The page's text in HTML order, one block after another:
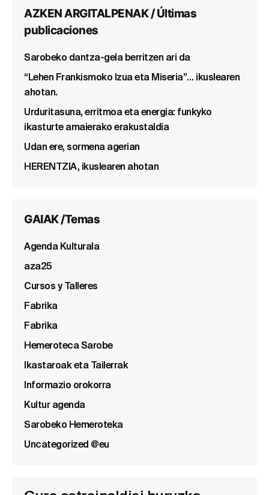
AZKEN ARGITALPENAK / Últimas
publicaciones
Sarobeko dantza-gela berritzen ari da
“Lehen Frankismoko Izua eta Miseria”… ikuslearen
ahotan.
Urduritasuna, erritmoa eta energia: funkyko
ikasturte amaierako erakustaldia
Udan ere, sormena agerian
HERENTZIA, ikuslearen ahotan
GAIAK /Temas
Agenda Kulturala
aza25
Cursos y Talleres
Fabrika
Fabrika
Hemeroteca Sarobe
Ikastaroak eta Tailerrak
Informazio orokorra
Kultur agenda
Sarobeko Hemeroteka
Uncategorized @eu